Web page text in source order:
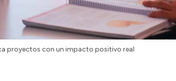
proyectos con un impacto positivo real